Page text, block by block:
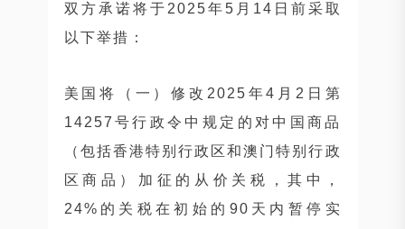
双方承诺将于2025年5月14日前采取
以下举措：
美国将（一）修改2025年4月2日第
14257号行政令中规定的对中国商品
（包括香港特别行政区和澳门特别行政
区商品）加征的从价关税，其中，
24%的关税在初始的90天内暂停实